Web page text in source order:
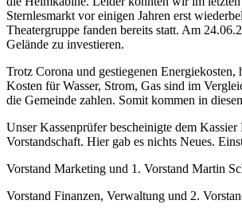
Sternlesmarkt vor einigen Jahren erst
Theatergruppe fanden bereits statt. Am
Gelände zu investieren.
Trotz Corona und gestiegenen
Kosten für Wasser, Strom, Gas sind im
die Gemeinde zahlen. Somit kommen in
Unser Kassenprüfer bescheinigte dem
Vorstandschaft. Hier gab es nichts Neues.
Vorstand Marketing und 1. Vorstand Martin
Vorstand Finanzen, Verwaltung und 2.